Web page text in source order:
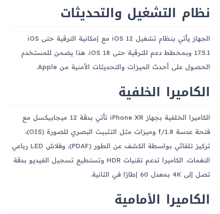
نظام التشغيل والتحديثات
الجهاز يأتي بنظام تشغيل iOS 12 مع إمكانية الترقية حتى iOS
17.5.1 وبمخطط دعم للترقية حتى iOS 18. هذا يضمن للمستخدم
الحصول على أحدث الميزات والتحديثات الأمنية من Apple.
الكاميرا الخلفية
الكاميرا الخلفية بجهاز iPhone XR تأتي بدقة 12 ميجابيكسل مع
فتحة عدسة f/1.8 وميزات مثل التثبيت البصري للصورة (OIS)،
تركيز تلقائي بواسطة الكشف عن الطور (PDAF)، وفلاش LED رباعي
النغمات. الكاميرا تدعم تقنيات HDR وتستطيع تسجيل الفيديو بدقة
تصل إلى 4K بمعدل 60 إطارًا في الثانية.
الكاميرا الأمامية